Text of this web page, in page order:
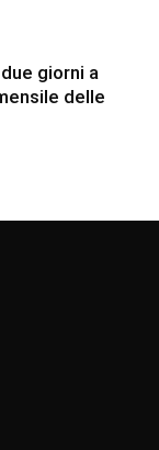
giorni a
delle